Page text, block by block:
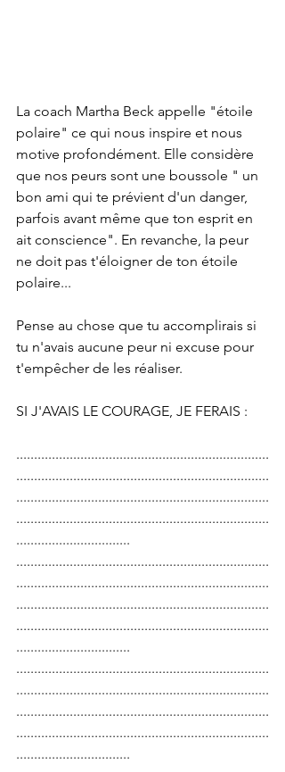
La coach Martha Beck appelle "étoile
polaire" ce qui nous inspire et nous
motive profondément. Elle considère
que nos peurs sont une boussole " un
bon ami qui te prévient d'un danger,
parfois avant même que ton esprit en
ait conscience". En revanche, la peur
ne doit pas t'éloigner de ton étoile
polaire...
Pense au chose que tu accomplirais si
tu n'avais aucune peur ni excuse pour
t'empêcher de les réaliser.
SI J'AVAIS LE COURAGE, JE FERAIS :
.......................................................................
.......................................................................
.......................................................................
.......................................................................
................................
.......................................................................
.......................................................................
.......................................................................
.......................................................................
................................
.......................................................................
.......................................................................
.......................................................................
.......................................................................
................................